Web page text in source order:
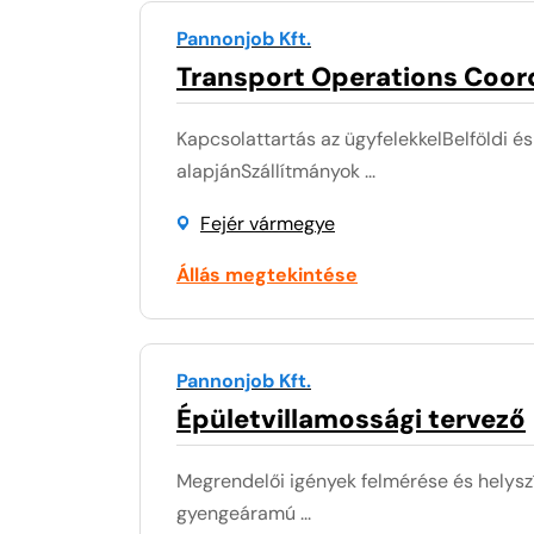
Pannonjob Kft.
Transport Operations
Kapcsolattartás az ügyfelekkelBelföldi
alapjánSzállítmányok ...
Fejér vármegye
Állás megtekintése
Pannonjob Kft.
Épületvillamossági tervező
Megrendelői igények felmérése és
gyengeáramú ...